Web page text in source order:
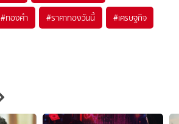
#ทองคำ #ราคาทองวันนี้ #เศรษฐกิจ